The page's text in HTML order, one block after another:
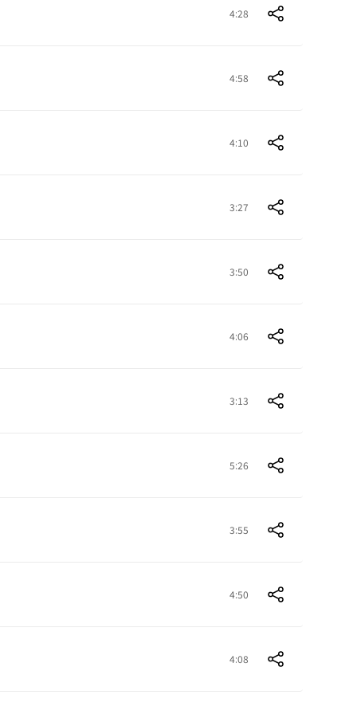
4:28
4:58
4:10
3:27
3:50
4:06
3:13
5:26
3:55
4:50
4:08